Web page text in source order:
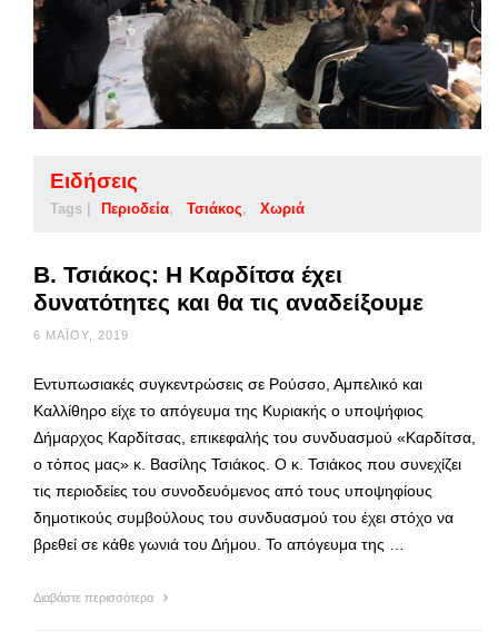
Ειδήσεις
Tags | Περιοδεία Τσιάκος Χωριά
Β. Τσιάκος: Η Καρδίτσα έχει
δυνατότητες και θα τις αναδείξουμε
6 ΜΑΪ́ΟΥ, 2019
Εντυπωσιακές συγκεντρώσεις σε Ρούσσο, Αμπελικό και
Καλλίθηρο είχε το απόγευμα της Κυριακής ο υποψήφιος
Δήμαρχος Καρδίτσας, επικεφαλής του συνδυασμού «Καρδίτσα,
ο τόπος μας» κ. Βασίλης Τσιάκος. Ο κ. Τσιάκος που συνεχίζει
τις περιοδείες του συνοδευόμενος από τους υποψηφίους
δημοτικούς συμβούλους του συνδυασμού του έχει στόχο να
βρεθεί σε κάθε γωνιά του Δήμου. Το απόγευμα της …
Διαβάστε περισσότερα